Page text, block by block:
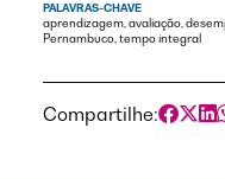
PALAVRAS-CHAVE
aprendizagem, avaliação,
Pernambuco, tempo integral
Compartilhe: